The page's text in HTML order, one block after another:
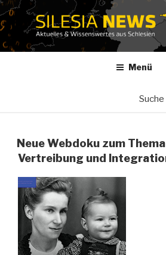
Zum
Inhalt
springen
Menü
Neue Webdoku zum
Vertreibung und